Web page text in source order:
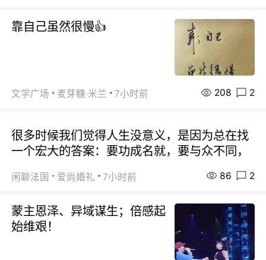
靠自己虽然很慢👍
文学广场 麦芽糖·米兰 7小时前 208 2
很多时候我们觉得人生没意义，是因为总在找
一个宏大的答案：要功成名就，要与众不同，
闲聊法国 爱尚婚礼 7小时前 86 2
蒙主恩泽、异域谋生；倍感起
始维艰！